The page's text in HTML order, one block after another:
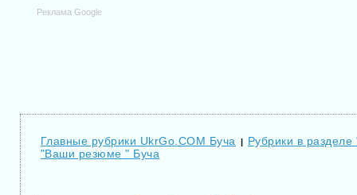
Реклама Google
Главные рубрики UkrGo.COM Буча | Рубрики в
"Ваши резюме " Буча